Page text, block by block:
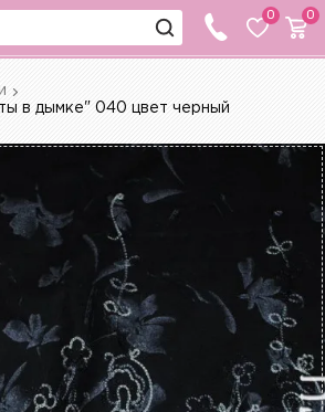
0 0
в дымке" 040 цвет черный